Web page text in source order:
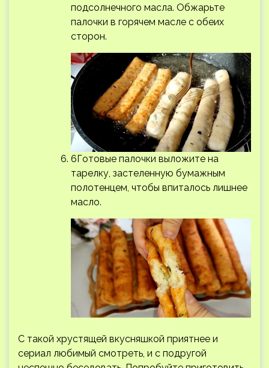
подсолнечного масла. Обжарьте
палочки в горячем масле с обеих
сторон.
6Готовые палочки выложите на
тарелку, застеленную бумажным
полотенцем, чтобы впиталось лишнее
масло.
С такой хрустящей вкусняшкой приятнее и
сериал любимый смотреть, и с подругой